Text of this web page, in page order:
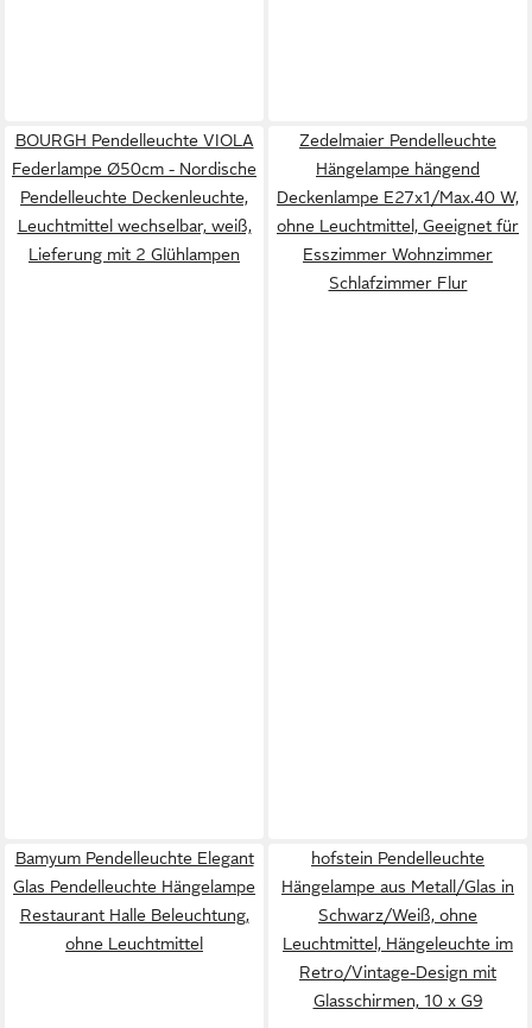
BOURGH Pendelleuchte VIOLA
Federlampe Ø50cm - Nordische
Pendelleuchte Deckenleuchte,
Leuchtmittel wechselbar, weiß,
Lieferung mit 2 Glühlampen
Zedelmaier Pendelleuchte
Hängelampe hängend
Deckenlampe E27x1/Max.40 W,
ohne Leuchtmittel, Geeignet für
Esszimmer Wohnzimmer
Schlafzimmer Flur
Bamyum Pendelleuchte Elegant
Glas Pendelleuchte Hängelampe
Restaurant Halle Beleuchtung,
ohne Leuchtmittel
hofstein Pendelleuchte
Hängelampe aus Metall/Glas in
Schwarz/Weiß, ohne
Leuchtmittel, Hängeleuchte im
Retro/Vintage-Design mit
Glasschirmen, 10 x G9